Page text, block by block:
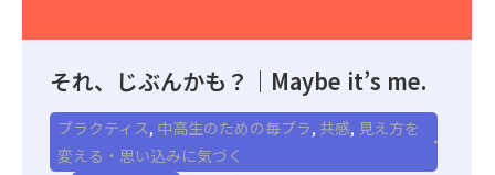
それ、じぶんかも？｜Maybe it’s me.
プラクティス, 中高生のための毎プラ, 共感, 見え方を
変える・思い込みに気づく